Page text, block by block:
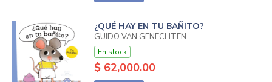
¿QUÉ HAY EN TU BAÑITO?
GUIDO VAN GENECHTEN
En stock
$ 62,000.00